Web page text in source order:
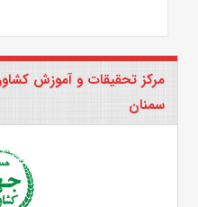
مرکز تحقیقات و آموزش
سمنان